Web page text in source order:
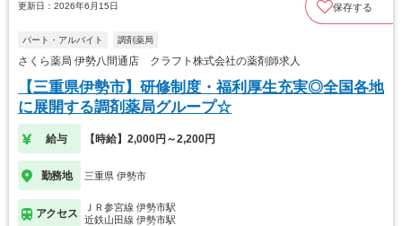
更新日：2026年6月15日 保存する
パート・アルバイト 調剤薬局
さくら薬局 伊勢八間通店 クラフト株式会社の薬剤師求人
【三重県伊勢市】研修制度・福利厚生充実◎全国各地
に展開する調剤薬局グループ☆
給与 【時給】2,000円～2,200円
勤務地 三重県 伊勢市
アクセス
ＪＲ参宮線 伊勢市駅
近鉄山田線 伊勢市駅